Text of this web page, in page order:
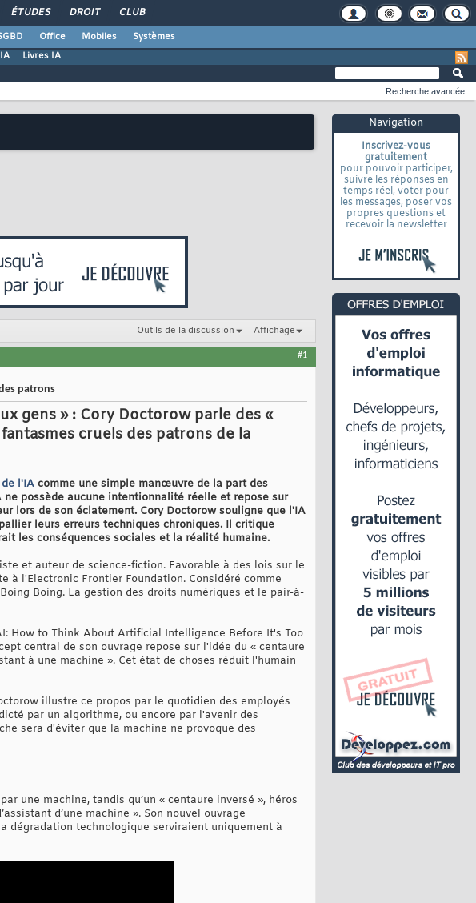
ÉTUDES DROIT CLUB
Office Mobiles
Systèmes
Livres IA
Navigation
Inscrivez-vous
gratuitement
pour pouvoir participer,
suivre les réponses en
temps réel, voter pour
les messages, poser vos
propres questions et
recevoir la newsletter
Recherche avancée
Outils de la discussion Affichage
#1
patrons
gens » : Cory Doctorow parle des «
cruels des patrons de la
l'IA comme une simple manœuvre de la part des
possède aucune intentionnalité réelle et repose sur
lors de son éclatement. Cory Doctorow souligne que l'IA
leurs erreurs techniques chroniques. Il critique
les conséquences sociales et la réalité humaine.
et auteur de science-fiction. Favorable à des lois sur le
l'Electronic Frontier Foundation. Considéré comme
Boing. La gestion des droits numériques et le pair-à-
How to Think About Artificial Intelligence Before It's Too
central de son ouvrage repose sur l'idée du « centaure
à une machine ». Cet état de choses réduit l'humain
illustre ce propos par le quotidien des employés
par un algorithme, ou encore par l'avenir des
sera d'éviter que la machine ne provoque des
une machine, tandis qu’un « centaure inversé », héros
d’une machine ». Son nouvel ouvrage
dégradation technologique serviraient uniquement à